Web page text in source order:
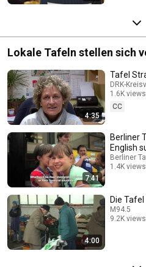
Lokale Tafeln stellen sich
4:35
Tafel
DRK-
1.6K views
CC
7:41
Berliner
English
Berliner
1.4K views
4:00
Die
M94.5
9.2K views